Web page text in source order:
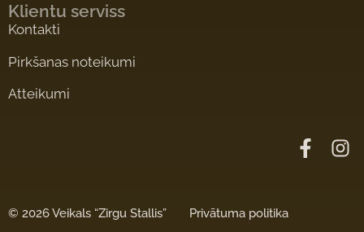
Klientu serviss
Kontakti
Pirkšanas noteikumi
Atteikumi
© 2026 Veikals “Zirgu Stallis” Privātuma politika